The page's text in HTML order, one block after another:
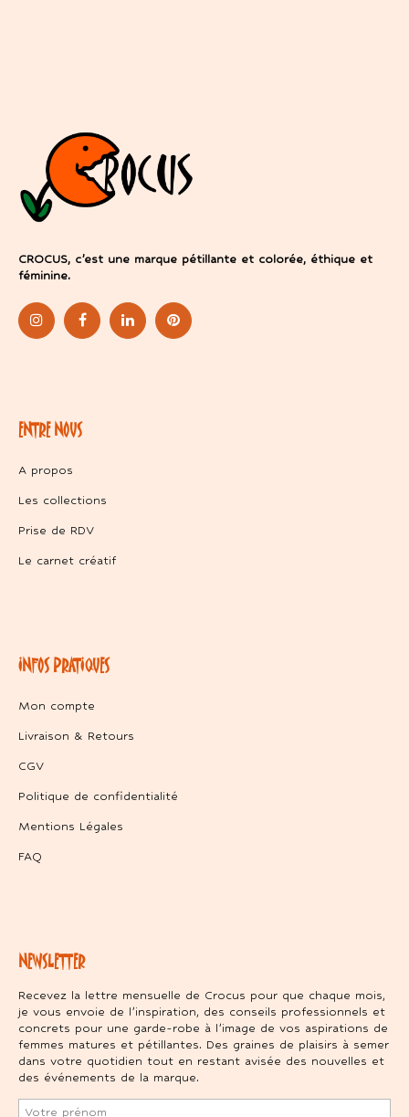
CROCUS, c’est une marque pétillante et colorée, éthique et
féminine.
ENTRE NOUS
A propos
Les collections
Prise de RDV
Le carnet créatif
INFOS PRATIQUES
Mon compte
Livraison & Retours
CGV
Politique de confidentialité
Mentions Légales
FAQ
NEWSLETTER
Recevez la lettre mensuelle de Crocus pour que chaque mois,
je vous envoie de l’inspiration, des conseils professionnels et
concrets pour une garde-robe à l’image de vos aspirations de
femmes matures et pétillantes. Des graines de plaisirs à semer
dans votre quotidien tout en restant avisée des nouvelles et
des événements de la marque.